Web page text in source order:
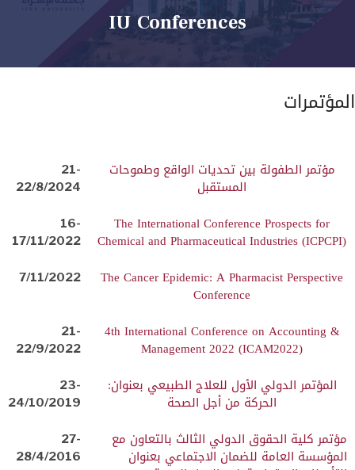
IU Conferences
المؤتمرات
مؤتمر الطفولة بين تحديات الواقع وطموحات
المستقبل
21-
22/8/2024
The International Conference Prospects for
Chemical and Pharmaceutical Industries (ICPCPI)
16-
17/11/2022
The Cancer Epidemic: A Pharmacist Perspective
Conference
7/11/2022
4th International Conference on Accounting &
Management 2022 (ICAM2022)
21-
22/9/2022
المؤتمر الدولي الأول للعلاج الطبيعي بعنوان:
الحركة من أجل الصحة
23-
24/10/2019
مؤتمر كلية الحقوق الدولي الثالث بالتعاون مع
المؤسسة العامة للضمان الاجتماعي بعنوان
27-
28/4/2016